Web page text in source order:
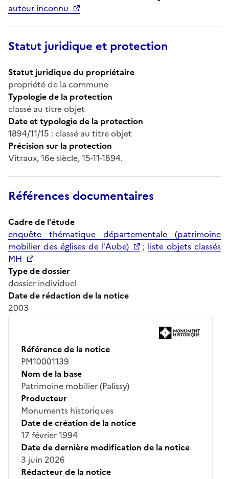
auteur inconnu
Statut juridique et protection
Statut juridique du propriétaire
propriété de la commune
Typologie de la protection
classé au titre objet
Date et typologie de la protection
1894/11/15 : classé au titre objet
Précision sur la protection
Vitraux, 16e siècle, 15-11-1894.
Références documentaires
Cadre de l'étude
enquête thématique départementale (patrimoine
mobilier des églises de l'Aube)
; liste objets classés
MH
Type de dossier
dossier individuel
Date de rédaction de la notice
2003
Référence de la notice
PM10001139
Nom de la base
Patrimoine mobilier (Palissy)
Producteur
Monuments historiques
Date de création de la notice
17 février 1994
Date de dernière modification de la notice
3 juin 2026
Rédacteur de la notice